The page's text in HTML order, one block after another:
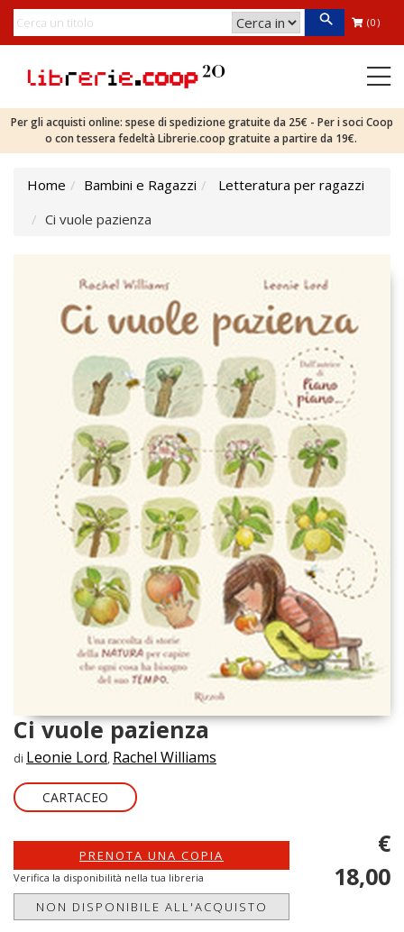
(0)
Per gli acquisti online: spese di spedizione gratuite da 25€ - Per i soci Coop
o con tessera fedeltà Librerie.coop gratuite a partire da 19€.
Home Bambini e Ragazzi
Letteratura per ragazzi
Ci vuole pazienza
Ci vuole pazienza
di Leonie Lord, Rachel Williams
CARTACEO
PRENOTA UNA COPIA
Verifica la disponibilità nella tua libreria
NON DISPONIBILE ALL'ACQUISTO
€
18,00